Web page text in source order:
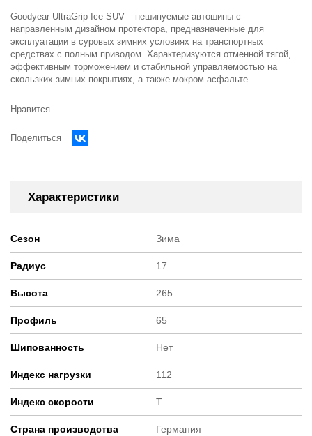
Goodyear UltraGrip Ice SUV – нешипуемые автошины с
направленным дизайном протектора, предназначенные для
эксплуатации в суровых зимних условиях на транспортных
средствах с полным приводом. Характеризуются отменной тягой,
эффективным торможением и стабильной управляемостью на
скользких зимних покрытиях, а также мокром асфальте.
Нравится
Поделиться
Характеристики
Сезон Зима
Радиус 17
Высота 265
Профиль 65
Шипованность Нет
Индекс нагрузки 112
Индекс скорости T
Страна производства Германия